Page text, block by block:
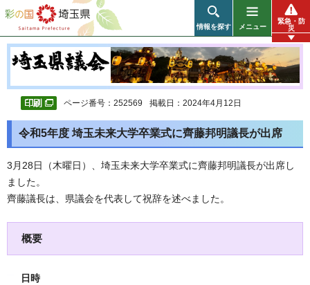
彩の国 埼玉県
情報を探す メニュー
緊急・防
災
ページ番号：252569 掲載日：2024年4月12日
令和5年度 埼玉未来大学卒業式に齊藤邦明議長が出席
3月28日（木曜日）、埼玉未来大学卒業式に齊藤邦明議長が出席し
ました。
齊藤議長は、県議会を代表して祝辞を述べました。
概要
日時